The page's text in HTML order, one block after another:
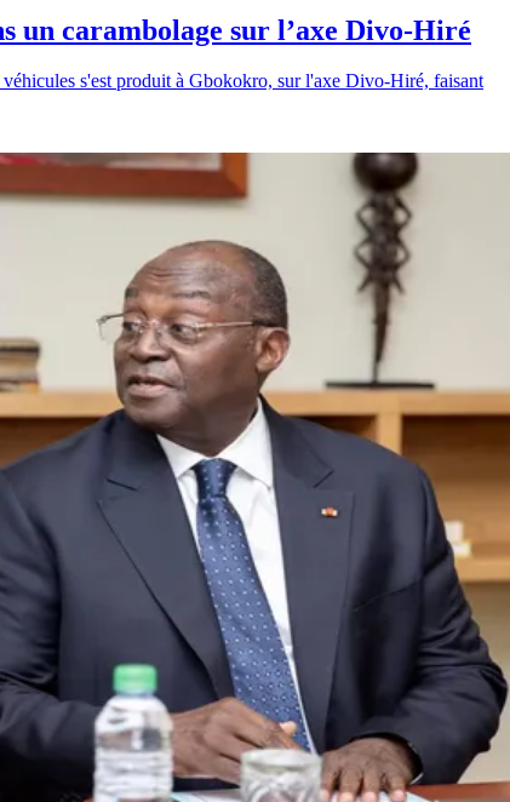
un carambolage sur l’axe Divo-Hiré
s'est produit à Gbokokro, sur l'axe Divo-Hiré, faisant